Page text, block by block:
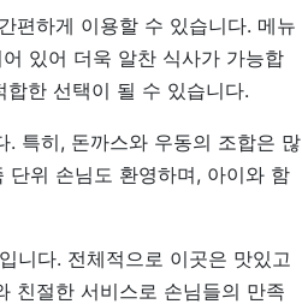
편하게 이용할 수 있습니다. 메뉴
있어 더욱 알찬 식사가 가능합
한 선택이 될 수 있습니다.
. 특히, 돈까스와 우동의 조합은 많
단위 손님도 환영하며, 아이와 함
니다. 전체적으로 이곳은 맛있고
친절한 서비스로 손님들의 만족